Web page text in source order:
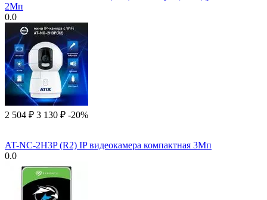
2Мп
0.0
2 504 ₽ 3 130 ₽ -20%
AT-NC-2H3P (R2) IP видеокамера компактная 3Мп
0.0